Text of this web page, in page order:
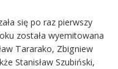
się po raz pierwszy
została wyemitowana
Tararako, Zbigniew
Stanisław Szubiński,